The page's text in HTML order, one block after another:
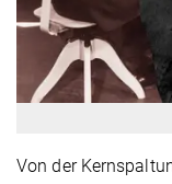
Von der